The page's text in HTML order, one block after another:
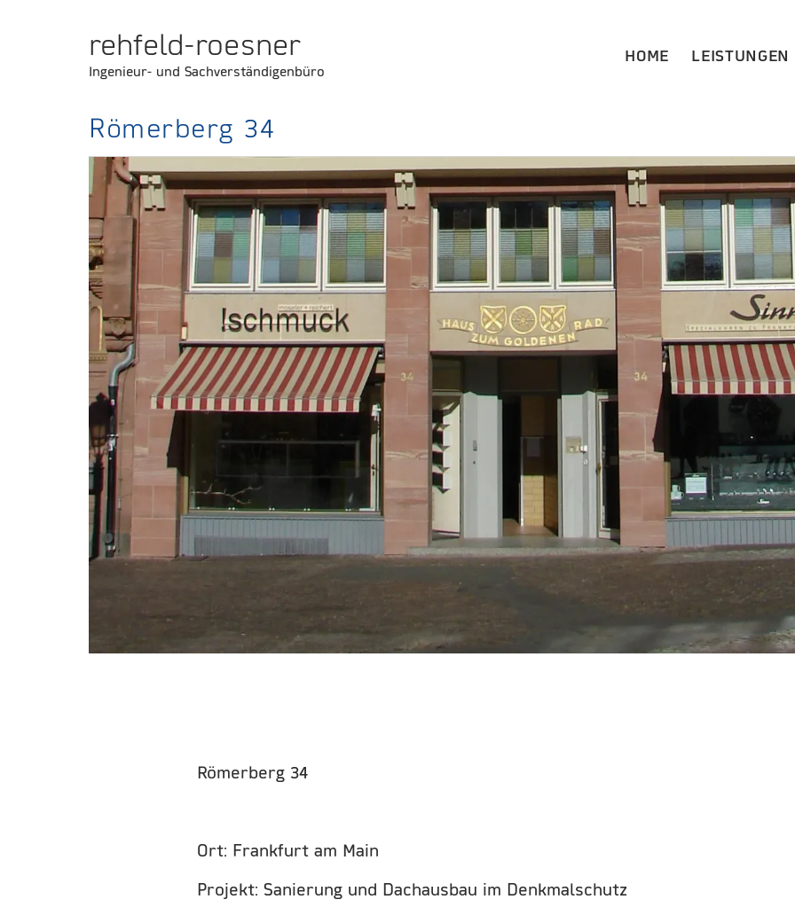
rehfeld-roesner
Ingenieur- und Sachverständigenbüro
HOME LEISTUNGEN
Römerberg 34
Römerberg 34
Ort: Frankfurt am Main
Projekt: Sanierung und Dachausbau im Denkmalschutz